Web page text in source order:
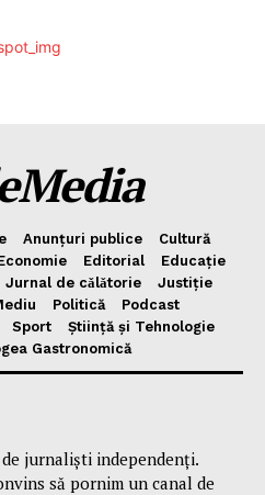
Anunțuri publice
Cultură
Editorial
Educație
Jurnal de cǎlǎtorie
Justiție
Politică
Podcast
Sport
Știință și Tehnologie
Gastronomică
jurnaliști independenți.
să pornim un canal de